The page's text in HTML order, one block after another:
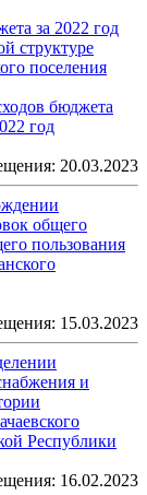
за 2022 год
структуре
поселения
бюджета
год
20.03.2023
общего
пользования
15.03.2023
и
Республики
16.02.2023